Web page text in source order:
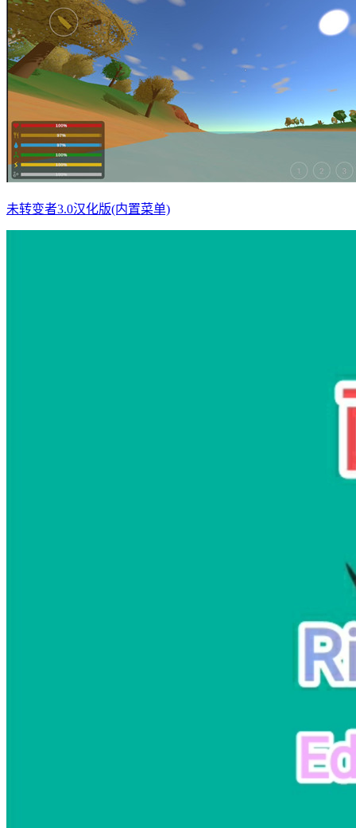
未转变者3.0汉化版(内置菜单)